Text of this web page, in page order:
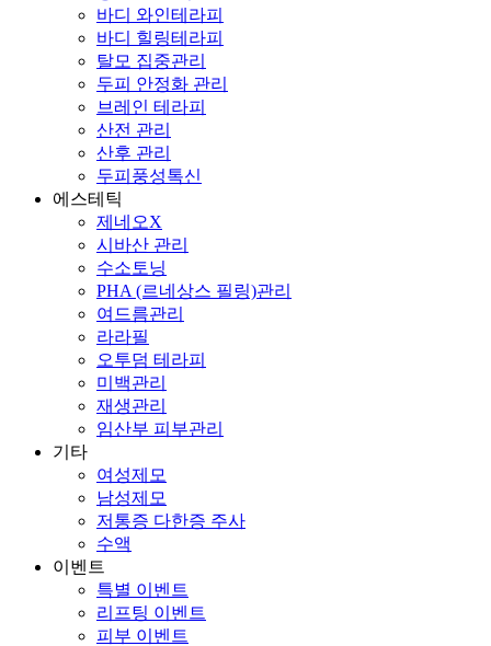
바디 와인테라피
바디 힐링테라피
탈모 집중관리
두피 안정화 관리
브레인 테라피
산전 관리
산후 관리
두피풍성톡신
에스테틱
제네오X
시바산 관리
수소토닝
PHA (르네상스 필링)관리
여드름관리
라라필
오투덤 테라피
미백관리
재생관리
임산부 피부관리
기타
여성제모
남성제모
저통증 다한증 주사
수액
이벤트
특별 이벤트
리프팅 이벤트
피부 이벤트